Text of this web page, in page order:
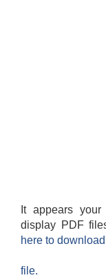
It appears
display PDF
here to
file.